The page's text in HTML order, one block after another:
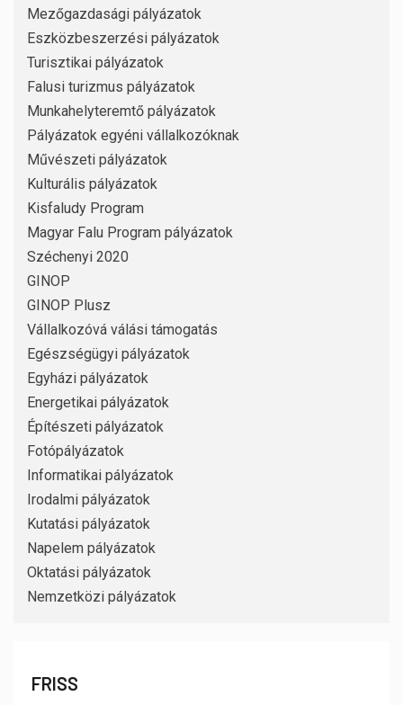
Mezőgazdasági pályázatok
Eszközbeszerzési pályázatok
Turisztikai pályázatok
Falusi turizmus pályázatok
Munkahelyteremtő pályázatok
Pályázatok egyéni vállalkozóknak
Művészeti pályázatok
Kulturális pályázatok
Kisfaludy Program
Magyar Falu Program pályázatok
Széchenyi 2020
GINOP
GINOP Plusz
Vállalkozóvá válási támogatás
Egészségügyi pályázatok
Egyházi pályázatok
Energetikai pályázatok
Építészeti pályázatok
Fotópályázatok
Informatikai pályázatok
Irodalmi pályázatok
Kutatási pályázatok
Napelem pályázatok
Oktatási pályázatok
Nemzetközi pályázatok
FRISS